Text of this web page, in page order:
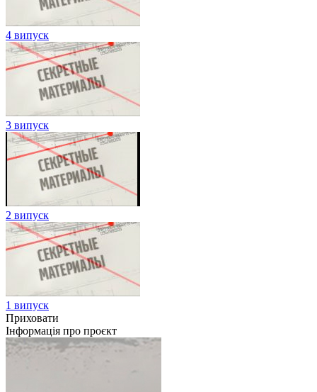
4 випуск
3 випуск
2 випуск
1 випуск
Приховати
Інформація про проєкт